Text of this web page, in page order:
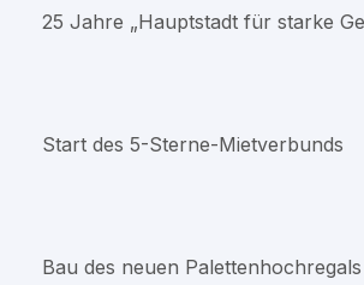
25 Jahre „Hauptstadt für starke
Start des 5-Sterne-Mietverbunds
Bau des neuen